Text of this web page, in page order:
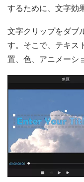
するために、文字効
文字クリップをダブ
す。そこで、テキス
置、色、アニメーシ